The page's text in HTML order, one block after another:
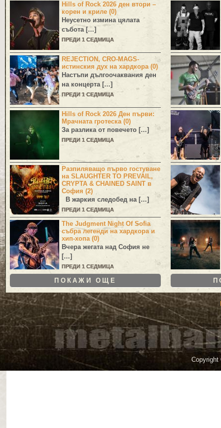
Hills of Rock 2026 ден втори –
корен и криле (0)
Неусетно измина цялата
събота […]
ПРЕДИ 1 СЕДМИЦА
REJECTION, CRO-MAGS-
истинския дух на хардкора (0)
Настъпи дългоочаквания ден
на концерта […]
ПРЕДИ 1 СЕДМИЦА
Hills of Rock 2026 Ден първи:
Мрачната гротеска (0)
За разлика от повечето […]
ПРЕДИ 1 СЕДМИЦА
Разпиляващо първо гостуване
на SLAUGHTER TO PREVAIL,
CRYPTA & CHAINED SAINT в
София (2)
В жаркия следобед на […]
ПРЕДИ 1 СЕДМИЦА
The Judgment Night Of Sofia
събра легенди на хардкора и
хип-хопа (0)
Вчера жегата над София не
[…]
ПРЕДИ 1 СЕДМИЦА
ПОКАЖИ ОЩЕ